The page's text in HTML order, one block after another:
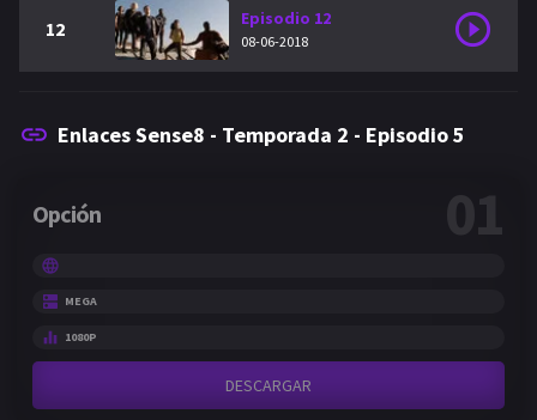
12 Episodio 12
08-06-2018
Enlaces Sense8 - Temporada 2 - Episodio 5
Opción 01
MEGA
1080P
DESCARGAR